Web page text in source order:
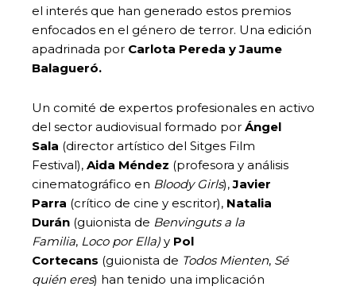
el interés que han generado estos premios
enfocados en el género de terror. Una edición
apadrinada por Carlota Pereda y Jaume
Balagueró.
Un comité de expertos profesionales en activo
del sector audiovisual formado por Ángel
Sala (director artístico del Sitges Film
Festival), Aida Méndez (profesora y análisis
cinematográfico en Bloody Girls),Javier
Parra (crítico de cine y escritor), Natalia
Durán (guionista de Benvinguts a la
Familia, Loco por Ella) y Pol
Cortecans (guionista de Todos Mienten, Sé
quién eres) han tenido una implicación